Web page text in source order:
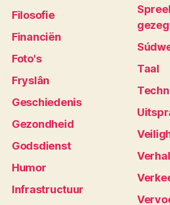
Filosofie
Financiën
Foto's
Fryslân
Geschiedenis
Gezondheid
Godsdienst
Humor
Infrastructuur
Taal